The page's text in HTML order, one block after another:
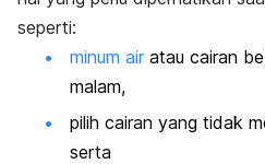
seperti:
minum air atau cairan
malam,
pilih cairan yang tidak
serta